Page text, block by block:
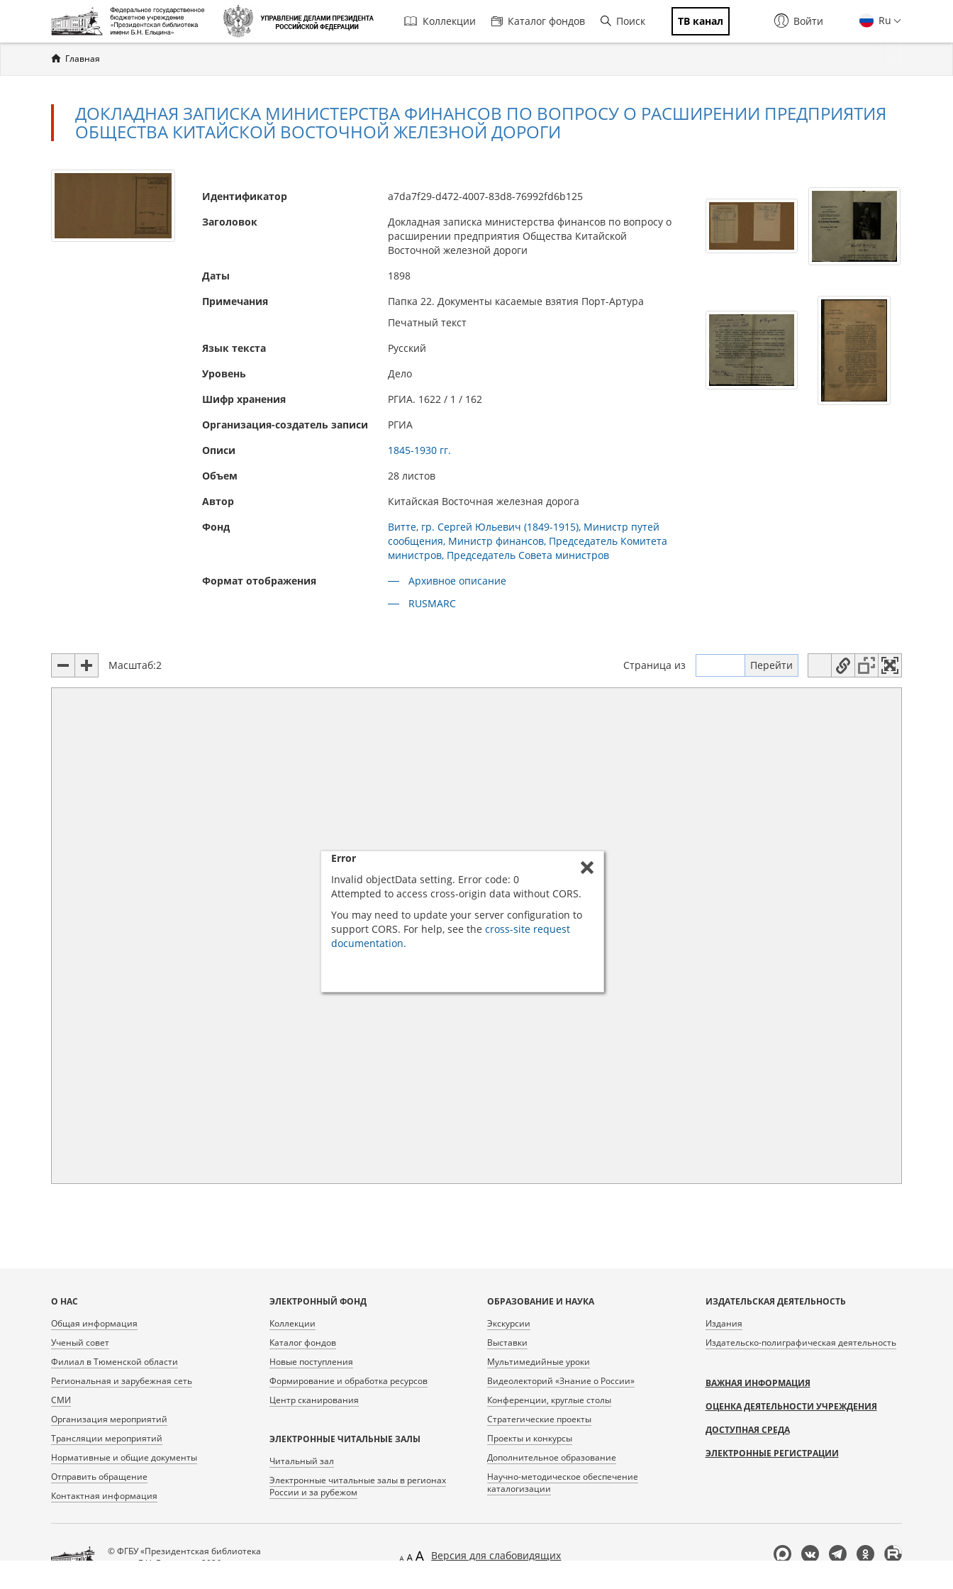
Главная
навигация
Коллекции Каталог фондов Поиск ТВ канал Ru
Войти
Вы
здесь
Главная
ДОКЛАДНАЯ ЗАПИСКА МИНИСТЕРСТВА ФИНАНСОВ ПО ВОПРОСУ О РАСШИРЕНИИ ПРЕДПРИЯТИЯ
ОБЩЕСТВА КИТАЙСКОЙ ВОСТОЧНОЙ ЖЕЛЕЗНОЙ ДОРОГИ
Идентификатор
a7da7f29-d472-4007-83d8-76992fd6b125
Заголовок
Докладная записка министерства финансов по вопросу о
расширении предприятия Общества Китайской
Восточной железной дороги
Даты
1898
Примечания
Папка 22. Документы касаемые взятия Порт-Артура
Печатный текст
Язык текста
Русский
Уровень
Дело
Шифр хранения
РГИА. 1622 / 1 / 162
Организация-создатель записи
РГИА
Описи
1845-1930 гг.
Объем
28 листов
Автор
Китайская Восточная железная дорога
Фонд
Витте, гр. Сергей Юльевич (1849-1915), Министр путей
сообщения, Министр финансов, Председатель Комитета
министров, Председатель Совета министров
Формат отображения
Архивное описание
RUSMARC
Масштаб:2 Страница из
Error
Invalid objectData setting. Error code: 0
Attempted to access cross-origin data without CORS.
You may need to update your server configuration to
support CORS. For help, see the cross-site request
documentation.
Карта
сайта
О НАС
Общая информация
Ученый совет
Филиал в Тюменской области
Региональная и зарубежная сеть
СМИ
Организация мероприятий
Трансляции мероприятий
Нормативные и общие документы
Отправить обращение
Контактная информация
ЭЛЕКТРОННЫЙ ФОНД
Коллекции
Каталог фондов
Новые поступления
Формирование и обработка ресурсов
Центр сканирования
ЭЛЕКТРОННЫЕ ЧИТАЛЬНЫЕ ЗАЛЫ
Читальный зал
Электронные читальные залы в регионах
России и за рубежом
ОБРАЗОВАНИЕ И НАУКА
Экскурсии
Выставки
Мультимедийные уроки
Видеолекторий «Знание о России»
Конференции, круглые столы
Стратегические проекты
Проекты и конкурсы
Дополнительное образование
Научно-методическое обеспечение
каталогизации
ИЗДАТЕЛЬСКАЯ ДЕЯТЕЛЬНОСТЬ
Издания
Издательско-полиграфическая деятельность
ВАЖНАЯ ИНФОРМАЦИЯ
ОЦЕНКА ДЕЯТЕЛЬНОСТИ УЧРЕЖДЕНИЯ
ДОСТУПНАЯ СРЕДА
ЭЛЕКТРОННЫЕ РЕГИСТРАЦИИ
© ФГБУ «Президентская библиотека
имени Б.Н. Ельцина», 2026
Версия для слабовидящих